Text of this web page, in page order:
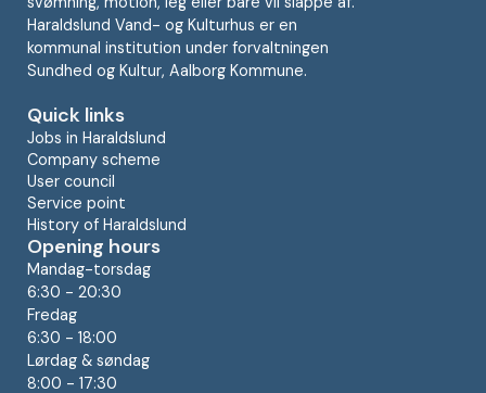
Haraldslund Vand- og Kulturhus er en
kommunal institution under forvaltningen
Sundhed og Kultur, Aalborg Kommune.
Quick links
Jobs in Haraldslund
Company scheme
User council
Service point
History of Haraldslund
Opening hours
Mandag-torsdag
6:30 - 20:30
Fredag
6:30 - 18:00
Lørdag & søndag
8:00 - 17:30